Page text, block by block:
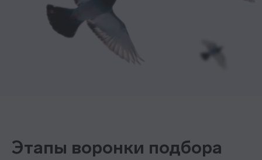
Этапы воронки подбора